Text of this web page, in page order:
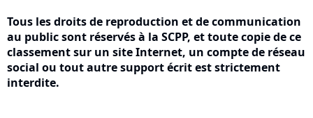
Tous les droits de reproduction et de communication
au public sont réservés à la SCPP, et toute copie de ce
classement sur un site Internet, un compte de réseau
social ou tout autre support écrit est strictement
interdite.